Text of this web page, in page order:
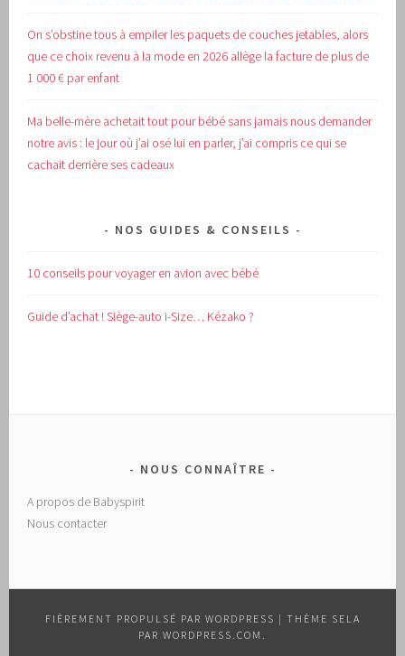
On s’obstine tous à empiler les paquets de couches jetables, alors
que ce choix revenu à la mode en 2026 allège la facture de plus de
1 000 € par enfant
Ma belle-mère achetait tout pour bébé sans jamais nous demander
notre avis : le jour où j’ai osé lui en parler, j’ai compris ce qui se
cachait derrière ses cadeaux
NOS GUIDES & CONSEILS
10 conseils pour voyager en avion avec bébé
Guide d’achat !Siège-auto i-Size… Kézako ?
NOUS CONNAÎTRE
A propos de Babyspirit
Nous contacter
FIÈREMENT PROPULSÉ PAR WORDPRESS | THÈME SELA
PAR WORDPRESS.COM